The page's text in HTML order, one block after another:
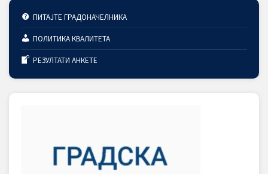
ПИТАЈТЕ ГРАДОНАЧЕЛНИКА
ПОЛИТИКА КВАЛИТЕТА
РЕЗУЛТАТИ АНКЕТЕ